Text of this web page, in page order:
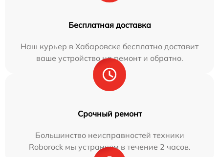
Бесплатная доставка
Наш курьер в Хабаровске бесплатно доставит
ваше устройство на ремонт и обратно.
Срочный ремонт
Большинство неисправностей техники
Roborock мы устраняем в течение 2 часов.